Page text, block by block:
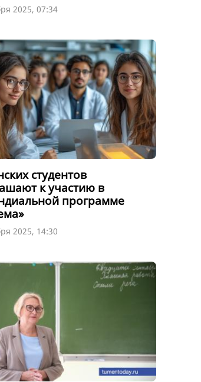
2025, 07:34
студентов
к участию в
программе
2025, 14:30